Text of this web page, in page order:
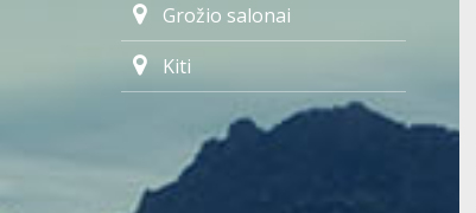
Grožio salonai
Kiti